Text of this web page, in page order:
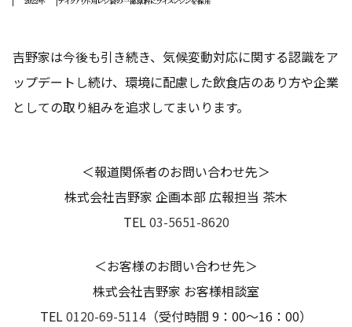
吉野家は今後も引き続き、気候変動対応に関する認識をア
ップデートし続け、環境に配慮した飲食店のあり方や企業
としての取り組みを追求してまいります。
＜報道関係者のお問い合わせ先＞
株式会社吉野家 企画本部 広報担当 茶木
TEL03-5651-8620
＜お客様のお問い合わせ先＞
株式会社吉野家 お客様相談室
TEL0120-69-5114 （受付時間 9：00～16：00）